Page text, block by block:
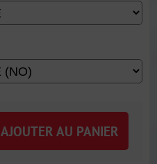
AJOUTER AU PANIER